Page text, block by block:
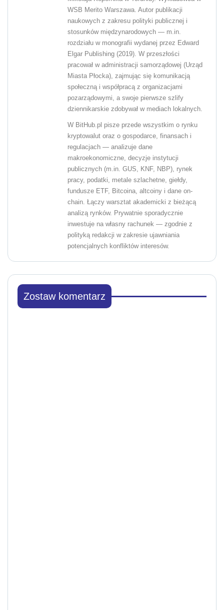
WSB Merito Warszawa. Autor publikacji
naukowych z zakresu polityki publicznej i
stosunków międzynarodowych — m.in.
rozdziału w monografii wydanej przez Edward
Elgar Publishing (2019). W przeszłości
pracował w administracji samorządowej (Urząd
Miasta Płocka), zajmując się komunikacją
społeczną i współpracą z organizacjami
pozarządowymi, a swoje pierwsze szlify
dziennikarskie zdobywał w mediach lokalnych.
W BitHub.pl pisze przede wszystkim o rynku
kryptowalut oraz o gospodarce, finansach i
regulacjach — analizuje dane
makroekonomiczne, decyzje instytucji
publicznych (m.in. GUS, KNF, NBP), rynek
pracy, podatki, metale szlachetne, giełdy,
fundusze ETF, Bitcoina, altcoiny i dane on-
chain. Łączy warsztat akademicki z bieżącą
analizą rynków. Prywatnie sporadycznie
inwestuje na własny rachunek — zgodnie z
polityką redakcji w zakresie ujawniania
potencjalnych konfliktów interesów.
Zostaw komentarz